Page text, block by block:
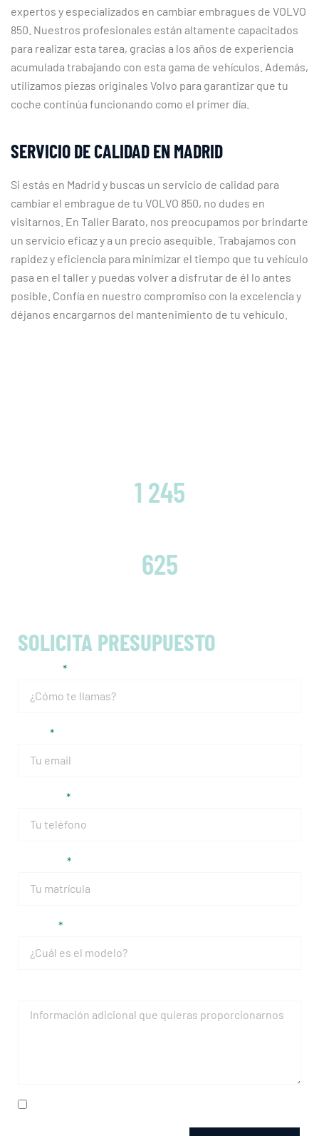
expertos y especializados en cambiar embragues de VOLVO
850. Nuestros profesionales están altamente capacitados
para realizar esta tarea, gracias a los años de experiencia
acumulada trabajando con esta gama de vehículos. Además,
utilizamos piezas originales Volvo para garantizar que tu
coche continúa funcionando como el primer día.
SERVICIO DE CALIDAD EN MADRID
Si estás en Madrid y buscas un servicio de calidad para
cambiar el embrague de tu VOLVO 850, no dudes en
visitarnos. En Taller Barato, nos preocupamos por brindarte
un servicio eficaz y a un precio asequible. Trabajamos con
rapidez y eficiencia para minimizar el tiempo que tu vehículo
pasa en el taller y puedas volver a disfrutar de él lo antes
posible. Confía en nuestro compromiso con la excelencia y
déjanos encargarnos del mantenimiento de tu vehículo.
SOLICITA PRESUPUESTO
1 245
625